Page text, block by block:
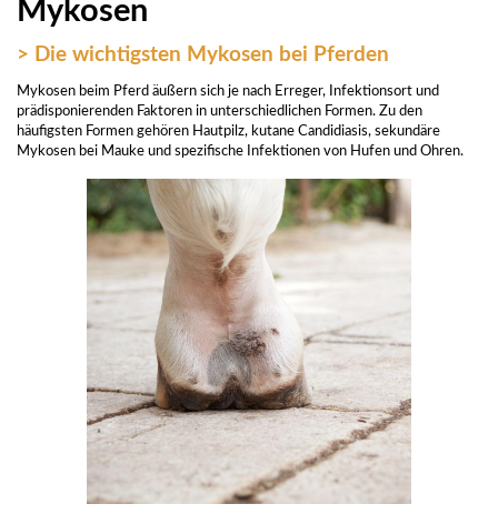
Mykosen
> Die wichtigsten Mykosen bei Pferden
Mykosen beim Pferd äußern sich je nach Erreger, Infektionsort und
prädisponierenden Faktoren in unterschiedlichen Formen. Zu den
häufigsten Formen gehören Hautpilz, kutane Candidiasis, sekundäre
Mykosen bei Mauke und spezifische Infektionen von Hufen und Ohren.